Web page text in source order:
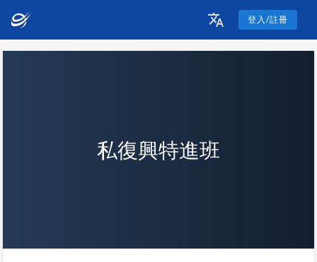
登入/註冊
私復興特進班